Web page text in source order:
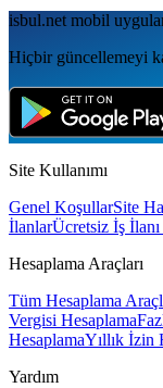
isbul.net mobil
Hiçbir güncellemeyi
Site Kullanımı
Genel KoşullarSite
İlanlarÜcretsiz İş
Hesaplama Araçları
Tüm Hesaplama
Vergisi Hesaplama
HesaplamaYıllık İzin
Yardım